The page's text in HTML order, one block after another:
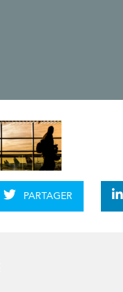
PARTAGER